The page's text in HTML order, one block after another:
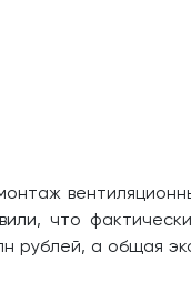
что
рублей, а общая